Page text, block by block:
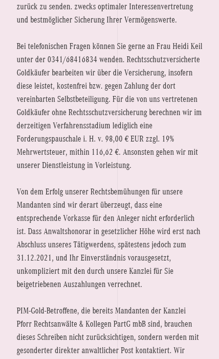
zurück zu senden. zwecks optimaler Interessenvertretung
und bestmöglicher Sicherung Ihrer Vermögenswerte.
Bei telefonischen Fragen können Sie gerne an Frau Heidi Keil
unter der 0341/68416834 wenden. Rechtsschutzversicherte
Goldkäufer bearbeiten wir über die Versicherung, insofern
diese leistet, kostenfrei bzw. gegen Zahlung der dort
vereinbarten Selbstbeteiligung. Für die von uns vertretenen
Goldkäufer ohne Rechtsschutzversicherung berechnen wir im
derzeitigen Verfahrensstadium lediglich eine
Forderungspauschale i. H. v. 98,00 € EUR zzgl. 19%
Mehrwertsteuer, mithin 116,62 €. Ansonsten gehen wir mit
unserer Dienstleistung in Vorleistung.
Von dem Erfolg unserer Rechtsbemühungen für unsere
Mandanten sind wir derart überzeugt, dass eine
entsprechende Vorkasse für den Anleger nicht erforderlich
ist. Dass Anwaltshonorar in gesetzlicher Höhe wird erst nach
Abschluss unseres Tätigwerdens, spätestens jedoch zum
31.12.2021, und Ihr Einverständnis vorausgesetzt,
unkompliziert mit den durch unsere Kanzlei für Sie
beigetriebenen Auszahlungen verrechnet.
PIM-Gold-Betroffene, die bereits Mandanten der Kanzlei
Pforr Rechtsanwälte & Kollegen PartG mbB sind, brauchen
dieses Schreiben nicht zurücksichtigen, sondern werden mit
gesonderter direkter anwaltlicher Post kontaktiert. Wir